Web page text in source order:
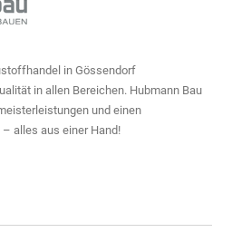
in Gössendorf
in allen Bereichen. Hubmann Bau
und einen
alles aus einer Hand!